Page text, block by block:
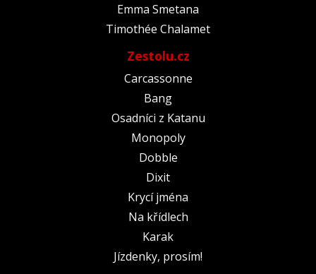
Emma Smetana
Timothée Chalamet
Zestolu.cz
Carcassonne
Bang
Osadníci z Katanu
Monopoly
Dobble
Dixit
Krycí jména
Na křídlech
Karak
Jízdenky, prosím!